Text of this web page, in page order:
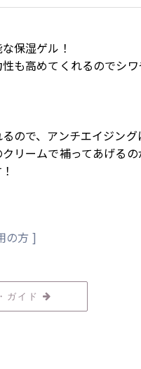
保湿ゲル！
も高めてくれるのでシ
ので、アンチエイジン
リームで補ってあげるの
の方 ]
ガイド